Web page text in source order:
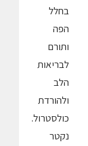
בחלל
הפה
ותורם
לבריאות
הלב
ולהורדת
כולסטרול.
נקטר